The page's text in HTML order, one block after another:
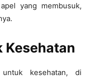
yang membusuk,
Kesehatan
kesehatan, di